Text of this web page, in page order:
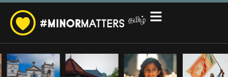
தமிழ்
English
සිංහල